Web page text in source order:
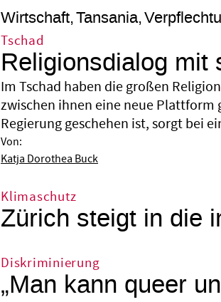
Wirtschaft Tansania
Tschad
Religionsdialog mit
Im Tschad haben die großen
zwischen ihnen eine neue Plattform
Regierung geschehen ist, sorgt bei
Von:
Katja Dorothea Buck
Klimaschutz
Zürich steigt in die
Diskriminierung
„Man kann queer